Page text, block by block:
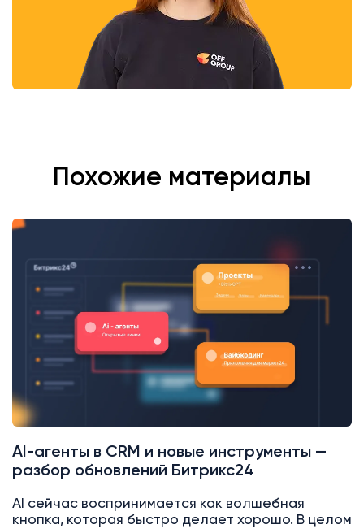
Похожие материалы
AI-агенты в CRM и новые инструменты —
разбор обновлений Битрикс24
AI сейчас воспринимается как волшебная
кнопка, которая быстро делает хорошо. В целом